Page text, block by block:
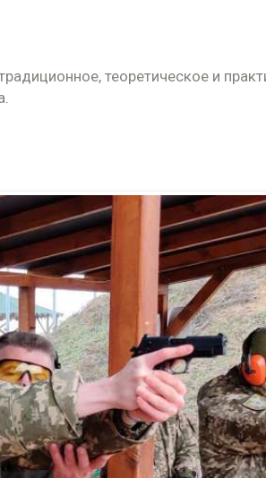
теоретическое и